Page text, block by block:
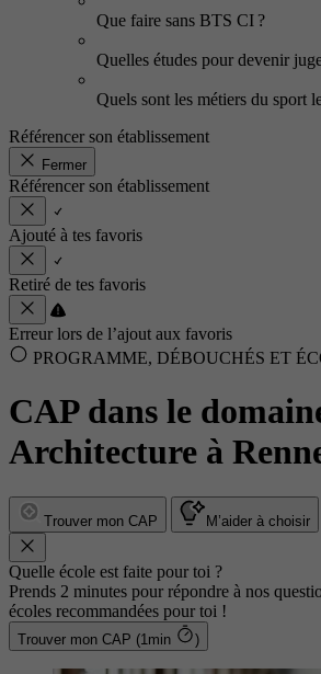
Que faire sans BTS CI ?
Quelles études pour devenir
Quels sont les métiers du sport
Référencer son établissement
Fermer
Référencer son établissement
Ajouté à tes favoris
Retiré de tes favoris
Erreur lors de l’ajout aux favoris
PROGRAMME, DÉBOUCHÉS ET
CAP dans le
Architecture à
Trouver mon CAP M’aider à choisir
Quelle école est faite pour toi ?
Prends 2 minutes pour répondre à nos
écoles recommandées pour toi !
Trouver mon CAP (1min )